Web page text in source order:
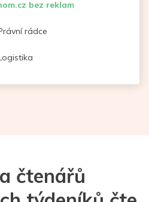
bez reklam
rádce
čtenářů